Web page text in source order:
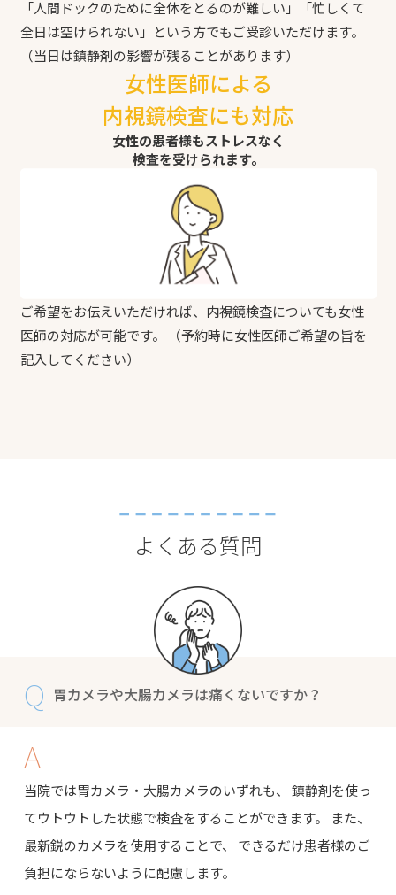
「人間ドックのために全休をとるのが難しい」「忙しくて
全日は空けられない」という方でもご受診いただけます。
（当日は鎮静剤の影響が残ることがあります）
女性医師による
内視鏡検査にも対応
女性の患者様もストレスなく
検査を受けられます。
ご希望をお伝えいただければ、内視鏡検査についても女性
医師の対応が可能です。 （予約時に女性医師ご希望の旨を
記入してください）
よくある質問
Q 胃カメラや大腸カメラは痛くないですか？
A
当院では胃カメラ・大腸カメラのいずれも、 鎮静剤を使っ
てウトウトした状態で検査をすることができます。 また、
最新鋭のカメラを使用することで、 できるだけ患者様のご
負担にならないように配慮します。